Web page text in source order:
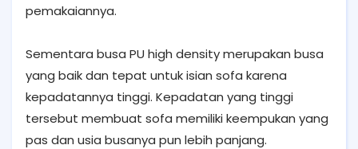
pemakaiannya.
Sementara busa PU high density merupakan busa
yang baik dan tepat untuk isian sofa karena
kepadatannya tinggi. Kepadatan yang tinggi
tersebut membuat sofa memiliki keempukan yang
pas dan usia busanya pun lebih panjang.